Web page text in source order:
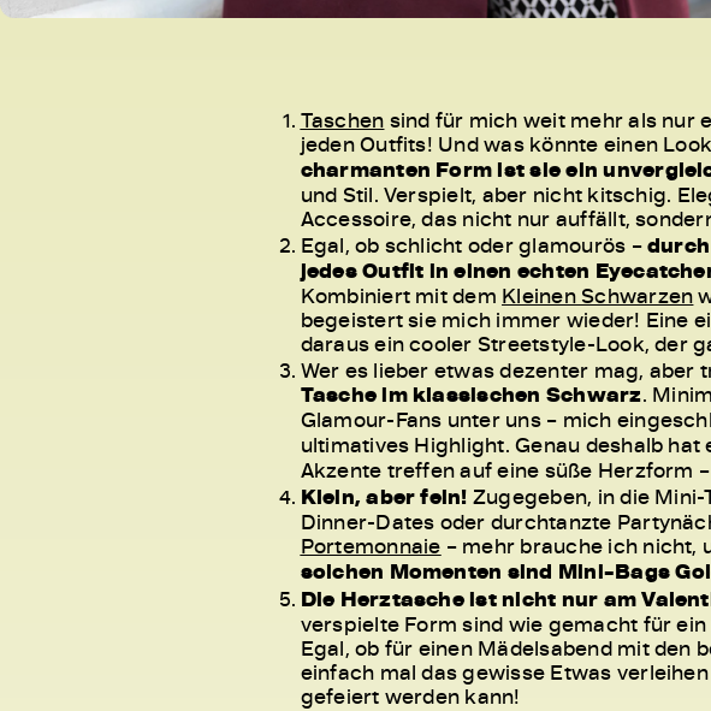
Taschen sind für mich weit mehr als nur
jeden Outfits! Und was könnte einen
charmanten Form ist sie ein
und Stil. Verspielt, aber nicht kitschig.
Accessoire, das nicht nur auffällt,
Egal, ob schlicht oder glamourös –
jedes Outfit in einen echten
Kombiniert mit dem Kleinen Schwarzen
begeistert sie mich immer wieder! Eine
daraus ein cooler Streetstyle-Look, der
Wer es lieber etwas dezenter mag,
Tasche im klassischen Schwarz.
Glamour-Fans unter uns – mich
ultimatives Highlight. Genau deshalb hat
Akzente treffen auf eine süße Herzform
Klein, aber fein! Zugegeben, in die
Dinner-Dates oder durchtanzte
Portemonnaie – mehr brauche ich nicht,
solchen Momenten sind Mini-Bags
Die Herztasche ist nicht nur am
verspielte Form sind wie gemacht für
Egal, ob für einen Mädelsabend mit den
einfach mal das gewisse Etwas
gefeiert werden kann!